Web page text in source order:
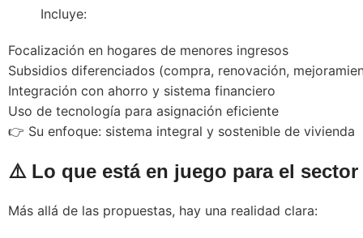
Incluye:
Focalización en hogares de menores ingresos
Subsidios diferenciados (compra, renovación,
Integración con ahorro y sistema financiero
Uso de tecnología para asignación eficiente
👉 Su enfoque: sistema integral y sostenible de vivienda
⚠️ Lo que está en juego para el sector
Más allá de las propuestas, hay una realidad clara: